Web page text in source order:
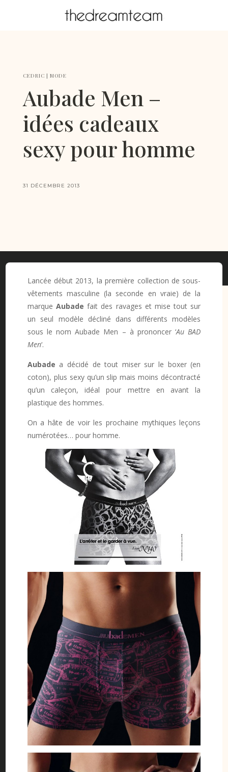
CEDRIC | MODE
Aubade Men –
idées cadeaux
sexy pour homme
31 DÉCEMBRE 2013
Lancée début 2013, la première collection de sous-
vêtements masculine (la seconde en vraie) de la
marque Aubade fait des ravages et mise tout sur
un seul modèle décliné dans différents modèles
sous le nom Aubade Men – à prononcer ‘Au BAD
Men‘.
Aubade a décidé de tout miser sur le boxer (en
coton), plus sexy qu’un slip mais moins décontracté
qu’un caleçon, idéal pour mettre en avant la
plastique des hommes.
On a hâte de voir les prochaine mythiques leçons
numérotées… pour homme.